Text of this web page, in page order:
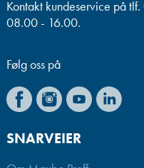
Kontakt kundeservice på
08.00 - 16.00.
Følg oss på
SNARVEIER